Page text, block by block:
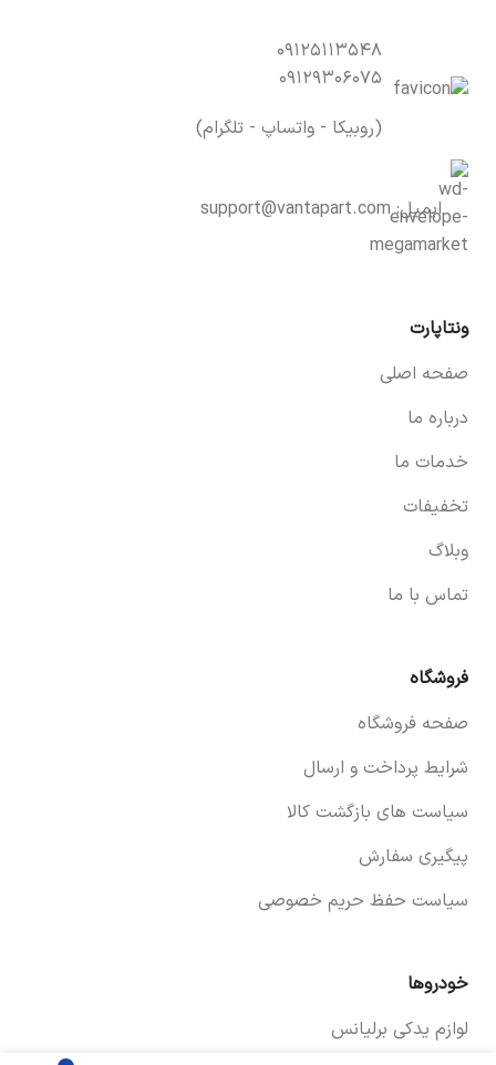
۰۹۱۲۵۱۱۳۵۴۸
۰۹۱۲۹۳۰۶۰۷۵
(روبیکا - واتساپ - تلگرام)
ایمیل:support@vantapart.com
ونتاپارت
صفحه اصلی
درباره ما
خدمات ما
تخفیفات
وبلاگ
تماس با ما
فروشگاه
صفحه فروشگاه
شرایط پرداخت و ارسال
سیاست های بازگشت کالا
پیگیری سفارش
سیاست حفظ حریم خصوصی
خودروها
لوازم یدکی برلیانس